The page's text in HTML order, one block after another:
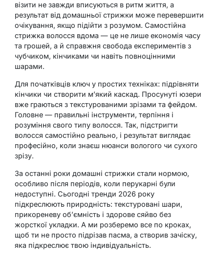
візити не завжди вписуються в ритм життя, а
результат від домашньої стрижки може перевершити
очікування, якщо підійти з розумом. Самостійна
стрижка волосся вдома — це не лише економія часу
та грошей, а й справжня свобода експериментів з
чубчиком, кінчиками чи навіть повноцінними
шарами.
Для початківців ключ у простих техніках: підрівняти
кінчики чи створити м’який каскад. Просунуті юзери
вже граються з текстурованими зрізами та фейдом.
Головне — правильні інструменти, терпіння і
розуміння свого типу волосся. Так, підстригти
волосся самостійно реально, і результат виглядає
професійно, коли знаєш нюанси вологого чи сухого
зрізу.
За останні роки домашні стрижки стали нормою,
особливо після періодів, коли перукарні були
недоступні. Сьогодні тренди 2026 року
підкреслюють природність: текстуровані шари,
прикореневу об’ємність і здорове сяйво без
жорсткої укладки. А ми розберемо все по кроках,
щоб ти не просто підрізав пасма, а створив зачіску,
яка підкреслює твою індивідуальність.